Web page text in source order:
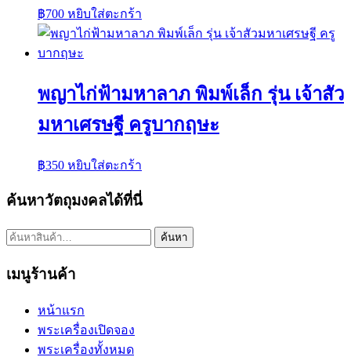
฿700 หยิบใส่ตะกร้า
พญาไก่ฟ้ามหาลาภ พิมพ์เล็ก รุ่น เจ้าสัว
มหาเศรษฐี ครูบากฤษะ
฿350 หยิบใส่ตะกร้า
ค้นหาวัตถุมงคลได้ที่นี่
ค้นหา: ค้นหา
เมนูร้านค้า
หน้าแรก
พระเครื่องเปิดจอง
พระเครื่องทั้งหมด